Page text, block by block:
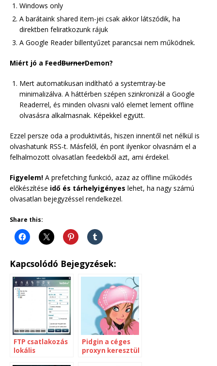
Windows only
A barátaink shared item-jei csak akkor látszódik, ha
direktben feliratkozunk rájuk
A Google Reader billentyűzet parancsai nem működnek.
Miért jó a FeedBurnerDemon?
Mert automatikusan indítható a systemtray-be
minimalizálva. A háttérben szépen szinkronizál a Google
Readerrel, és minden olvasni való elemet lement offline
olvasásra alkalmasnak. Képekkel együtt.
Ezzel persze oda a produktivitás, hiszen innentől net nélkül is
olvashatunk RSS-t. Másfelől, én pont ilyenkor olvasnám el a
felhalmozott olvasatlan feedekből azt, ami érdekel.
Figyelem! A prefetching funkció, azaz az offline működés
előkészítése idő és tárhelyigényes lehet, ha nagy számú
olvasatlan bejegyzéssel rendelkezel.
Share this:
Kapcsolódó Bejegyzések:
FTP csatlakozás
lokális
Pidgin a céges
proxyn keresztül